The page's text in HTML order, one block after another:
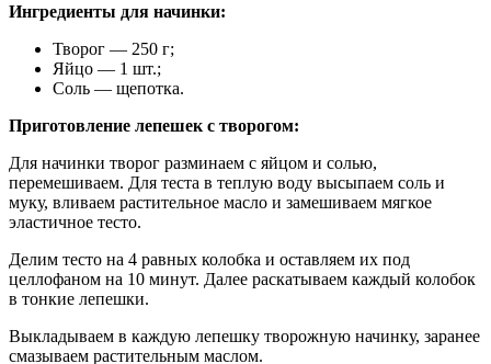
Ингредиенты для начинки:
Творог — 250 г;
Яйцо — 1 шт.;
Соль — щепотка.
Приготовление лепешек с творогом:
Для начинки творог разминаем с яйцом и солью,
перемешиваем. Для теста в теплую воду высыпаем соль и
муку, вливаем растительное масло и замешиваем мягкое
эластичное тесто.
Делим тесто на 4 равных колобка и оставляем их под
целлофаном на 10 минут. Далее раскатываем каждый колобок
в тонкие лепешки.
Выкладываем в каждую лепешку творожную начинку, заранее
смазываем растительным маслом.